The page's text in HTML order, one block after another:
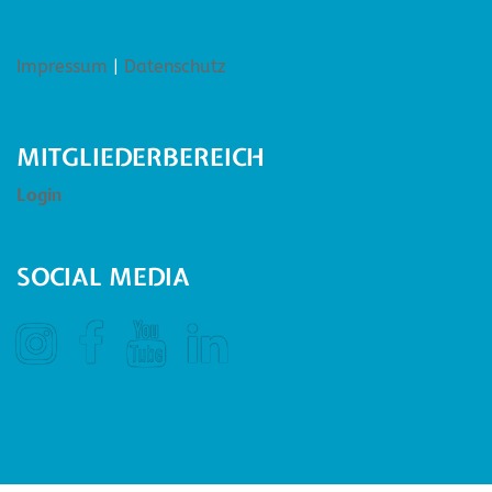
Impressum | Datenschutz
MITGLIEDERBEREICH
Login
SOCIAL MEDIA
InstagramFacebookYouTube